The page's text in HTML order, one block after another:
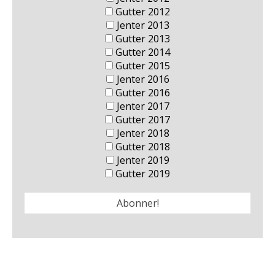
Gutter 2012
Jenter 2013
Gutter 2013
Gutter 2014
Gutter 2015
Jenter 2016
Gutter 2016
Jenter 2017
Gutter 2017
Jenter 2018
Gutter 2018
Jenter 2019
Gutter 2019